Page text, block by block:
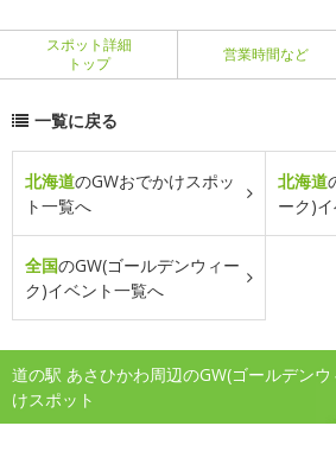
スポット詳細
トップ
営業時間など
一覧に戻る
北海道のGWおでかけスポッ
ト一覧へ
北海道
ーク)
全国のGW(ゴールデンウィー
ク)イベント一覧へ
道の駅 あさひかわ周辺のGW(ゴールデン
けスポット